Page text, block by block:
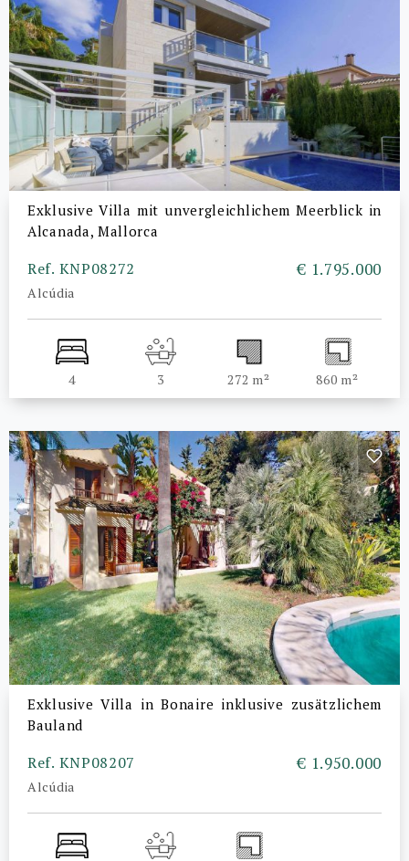
Exklusive Villa mit unvergleichlichem Meerblick in
Alcanada, Mallorca
Ref. KNP08272
Alcúdia
€ 1.795.000
4 3 272 m² 860 m²
Exklusive Villa in Bonaire inklusive zusätzlichem
Bauland
Ref. KNP08207
Alcúdia
€ 1.950.000